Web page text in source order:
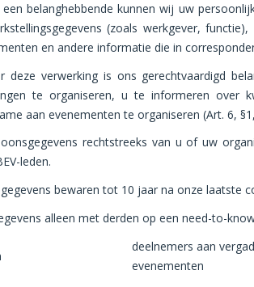
belanghebbende kunnen wij uw
(zoals werkgever,
en andere informatie die in
deze verwerking is ons gerechtvaardigd
te organiseren, u te informeren
aan evenementen te organiseren (Art. 6,
rechtstreeks van u of uw
leden.
bewaren tot 10 jaar na onze laatste
alleen met derden op een need-to-
deelnemers aan
evenementen